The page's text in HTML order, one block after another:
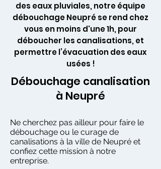
des eaux pluviales, notre équipe
débouchage Neupré se rend chez
vous en moins d'une 1h, pour
déboucher les canalisations, et
permettre l’évacuation des eaux
usées !
Débouchage canalisation
à Neupré
Ne cherchez pas ailleur pour faire le
débouchage ou le curage de
canalisations à la ville de Neupré et
confiez cette mission à notre
entreprise.